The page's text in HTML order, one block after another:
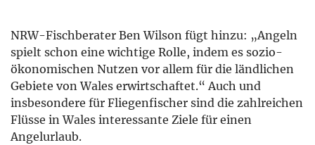
NRW-Fischberater Ben Wilson fügt hinzu: „Angeln
spielt schon eine wichtige Rolle, indem es sozio-
ökonomischen Nutzen vor allem für die ländlichen
Gebiete von Wales erwirtschaftet.“ Auch und
insbesondere für Fliegenfischer sind die zahlreichen
Flüsse in Wales interessante Ziele für einen
Angelurlaub.